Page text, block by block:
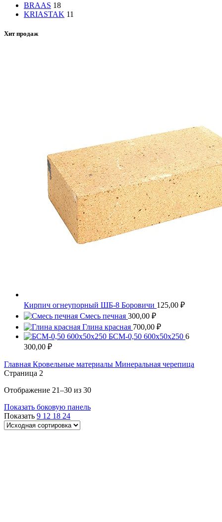
BRAAS 18
KRIASTAK 11
Хит продаж
Кирпич огнеупорный ШБ-8 Боровичи 125,00 ₽
Смесь печная 300,00 ₽
Глина красная 700,00 ₽
БСМ-0,50 600х50х250 6
300,00 ₽
Главная Кровельные материалы Минеральная черепица
Страница 2
Отображение 21–30 из 30
Показать боковую панель
Показать 9 12 18 24